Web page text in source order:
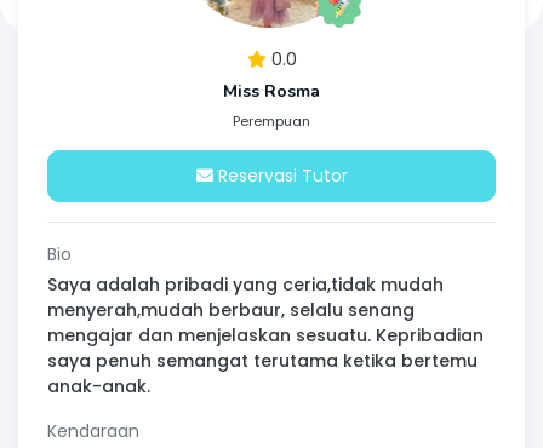
0.0
Miss Rosma
Perempuan
Reservasi Tutor
Bio
Saya adalah pribadi yang ceria,tidak mudah
menyerah,mudah berbaur, selalu senang
mengajar dan menjelaskan sesuatu. Kepribadian
saya penuh semangat terutama ketika bertemu
anak-anak.
Kendaraan